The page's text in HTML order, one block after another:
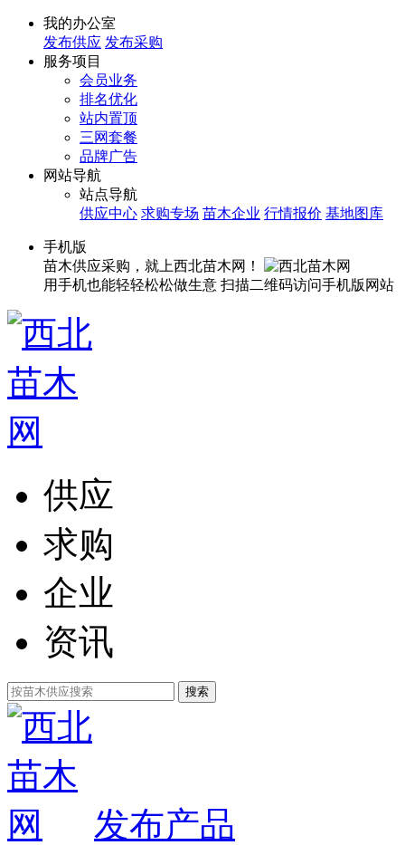
我的办公室
发布供应 发布采购
服务项目
会员业务
排名优化
站内置顶
三网套餐
品牌广告
网站导航
站点导航
供应中心 求购专场 苗木企业 行情报价 基地图库
手机版
苗木供应采购，就上西北苗木网！
用手机也能轻轻松松做生意 扫描二维码访问手机版网站
供应
求购
企业
资讯
发布产品